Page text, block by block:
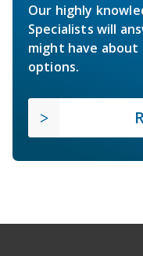
Our highly
Specialists will
might have
options.